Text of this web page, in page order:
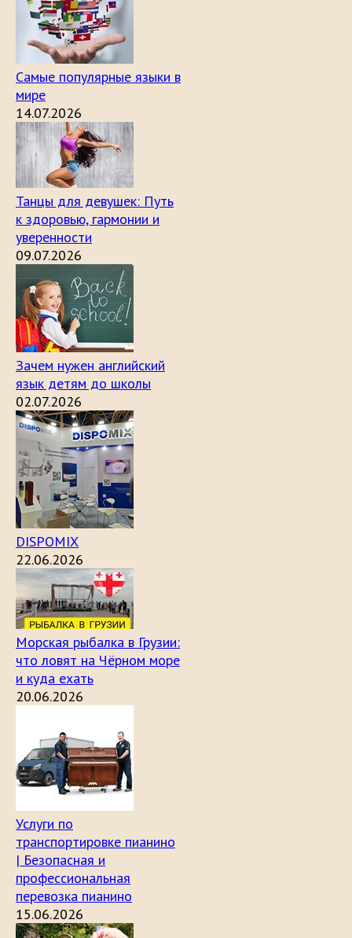
Самые популярные языки в
мире
14.07.2026
Танцы для девушек: Путь
к здоровью, гармонии и
уверенности
09.07.2026
Зачем нужен английский
язык детям до школы
02.07.2026
DISPOMIX
22.06.2026
Морская рыбалка в Грузии:
что ловят на Чёрном море
и куда ехать
20.06.2026
Услуги по
транспортировке пианино
| Безопасная и
профессиональная
перевозка пианино
15.06.2026